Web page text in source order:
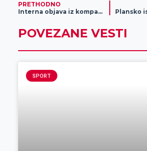
PRETHODNO
Interna objava iz kompanije Drekslmajer dospela u javnost (FOTO)
POVEZANE VESTI
SPORT